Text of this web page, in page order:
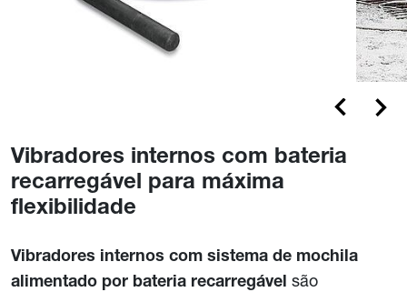
Vibradores internos com bateria
recarregável para máxima
flexibilidade
Vibradores internos com sistema de mochila
alimentado por bateria recarregável são